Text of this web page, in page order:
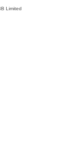
Limited